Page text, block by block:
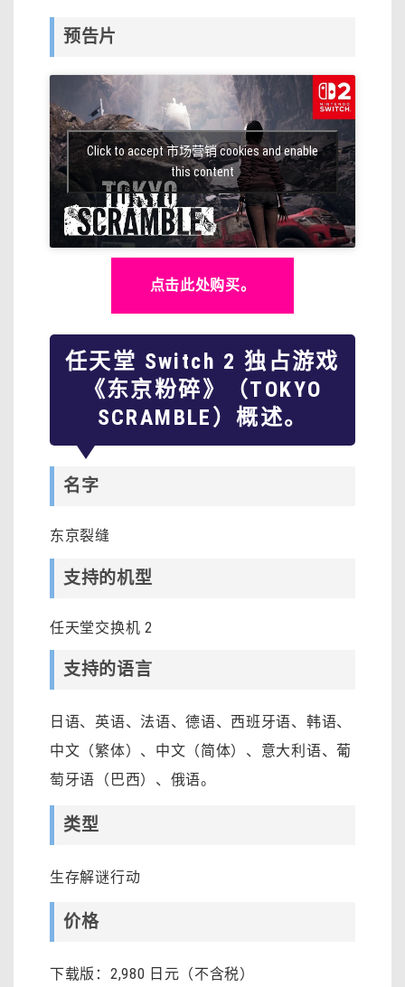
预告片
Click to accept 市场营销 cookies and enable
this content
点击此处购买。
任天堂 Switch 2 独占游戏
《东京粉碎》（TOKYO
SCRAMBLE）概述。
名字
东京裂缝
支持的机型
任天堂交换机 2
支持的语言
日语、英语、法语、德语、西班牙语、韩语、
中文（繁体）、中文（简体）、意大利语、葡
萄牙语（巴西）、俄语。
类型
生存解谜行动
价格
下载版：2,980 日元（不含税）